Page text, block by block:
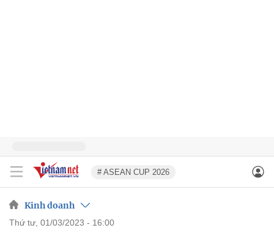
# ASEAN CUP 2026
Kinh doanh
thứ tư, 01/03/2023 - 16:00